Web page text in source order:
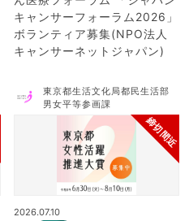
キャンサーフォーラム2026」
ボランティア募集(NPO法人
キャンサーネットジャパン)
東京都生活文化局都民生活部
男女平等参画課
締切間近
2026.07.10